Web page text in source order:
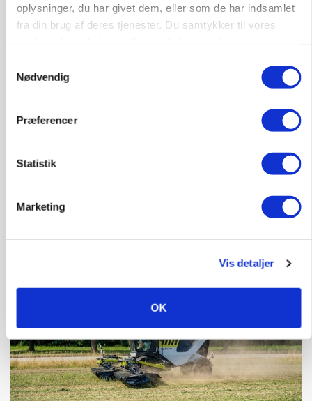
oplysninger, du har givet dem, eller som de har indsamlet
fra din brug af deres tjenester. Du samtykker til vores
Nødvendig
Præferencer
Statistik
Marketing
Vis detaljer
OK
PLANTER